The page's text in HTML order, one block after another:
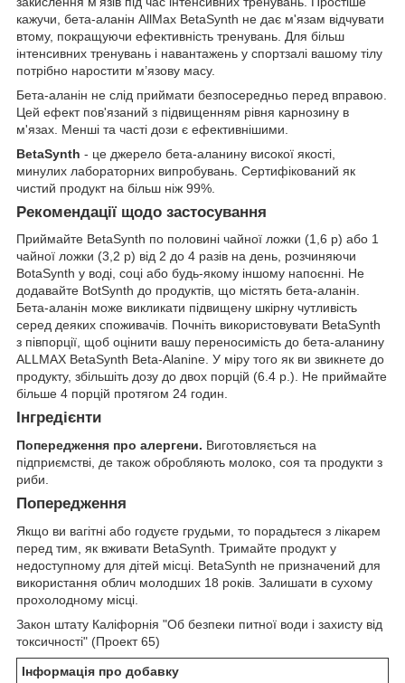
кажучи, бета-аланін AllMax BetaSynth не дає м'язам відчувати
втому, покращуючи ефективність тренувань. Для більш
інтенсивних тренувань і навантажень у спортзалі вашому тілу
потрібно наростити м’язову масу.
Бета-аланін не слід приймати безпосередньо перед вправою.
Цей ефект пов'язаний з підвищенням рівня карнозину в
м'язах. Менші та часті дози є ефективнішими.
BetaSynth - це джерело бета-аланину високої якості,
минулих лабораторних випробувань. Сертифікований як
чистий продукт на більш ніж 99%.
Рекомендації щодо застосування
Приймайте BetaSynth по половині чайної ложки (1,6 р) або 1
чайної ложки (3,2 р) від 2 до 4 разів на день, розчиняючи
BotaSynth у воді, соці або будь-якому іншому напоєнні. Не
додавайте BotSynth до продуктів, що містять бета-аланін.
Бета-аланін може викликати підвищену шкірну чутливість
серед деяких споживачів. Почніть використовувати BetaSynth
з півпорції, щоб оцінити вашу переносимість до бета-аланину
ALLMAX BetaSynth Beta-Alanine. У міру того як ви звикнете до
продукту, збільшіть дозу до двох порцій (6.4 р.). Не приймайте
більше 4 порцій протягом 24 годин.
Інгредієнти
Попередження про алергени. Виготовляється на
підприємстві, де також обробляють молоко, соя та продукти з
риби.
Попередження
Якщо ви вагітні або годуєте грудьми, то порадьтеся з лікарем
перед тим, як вживати BetaSynth. Тримайте продукт у
недоступному для дітей місці. BetaSynth не призначений для
використання облич молодших 18 років. Залишати в сухому
прохолодному місці.
Закон штату Каліфорнія "Об безпеки питної води і захисту від
токсичності" (Проект 65)
Інформація про добавку